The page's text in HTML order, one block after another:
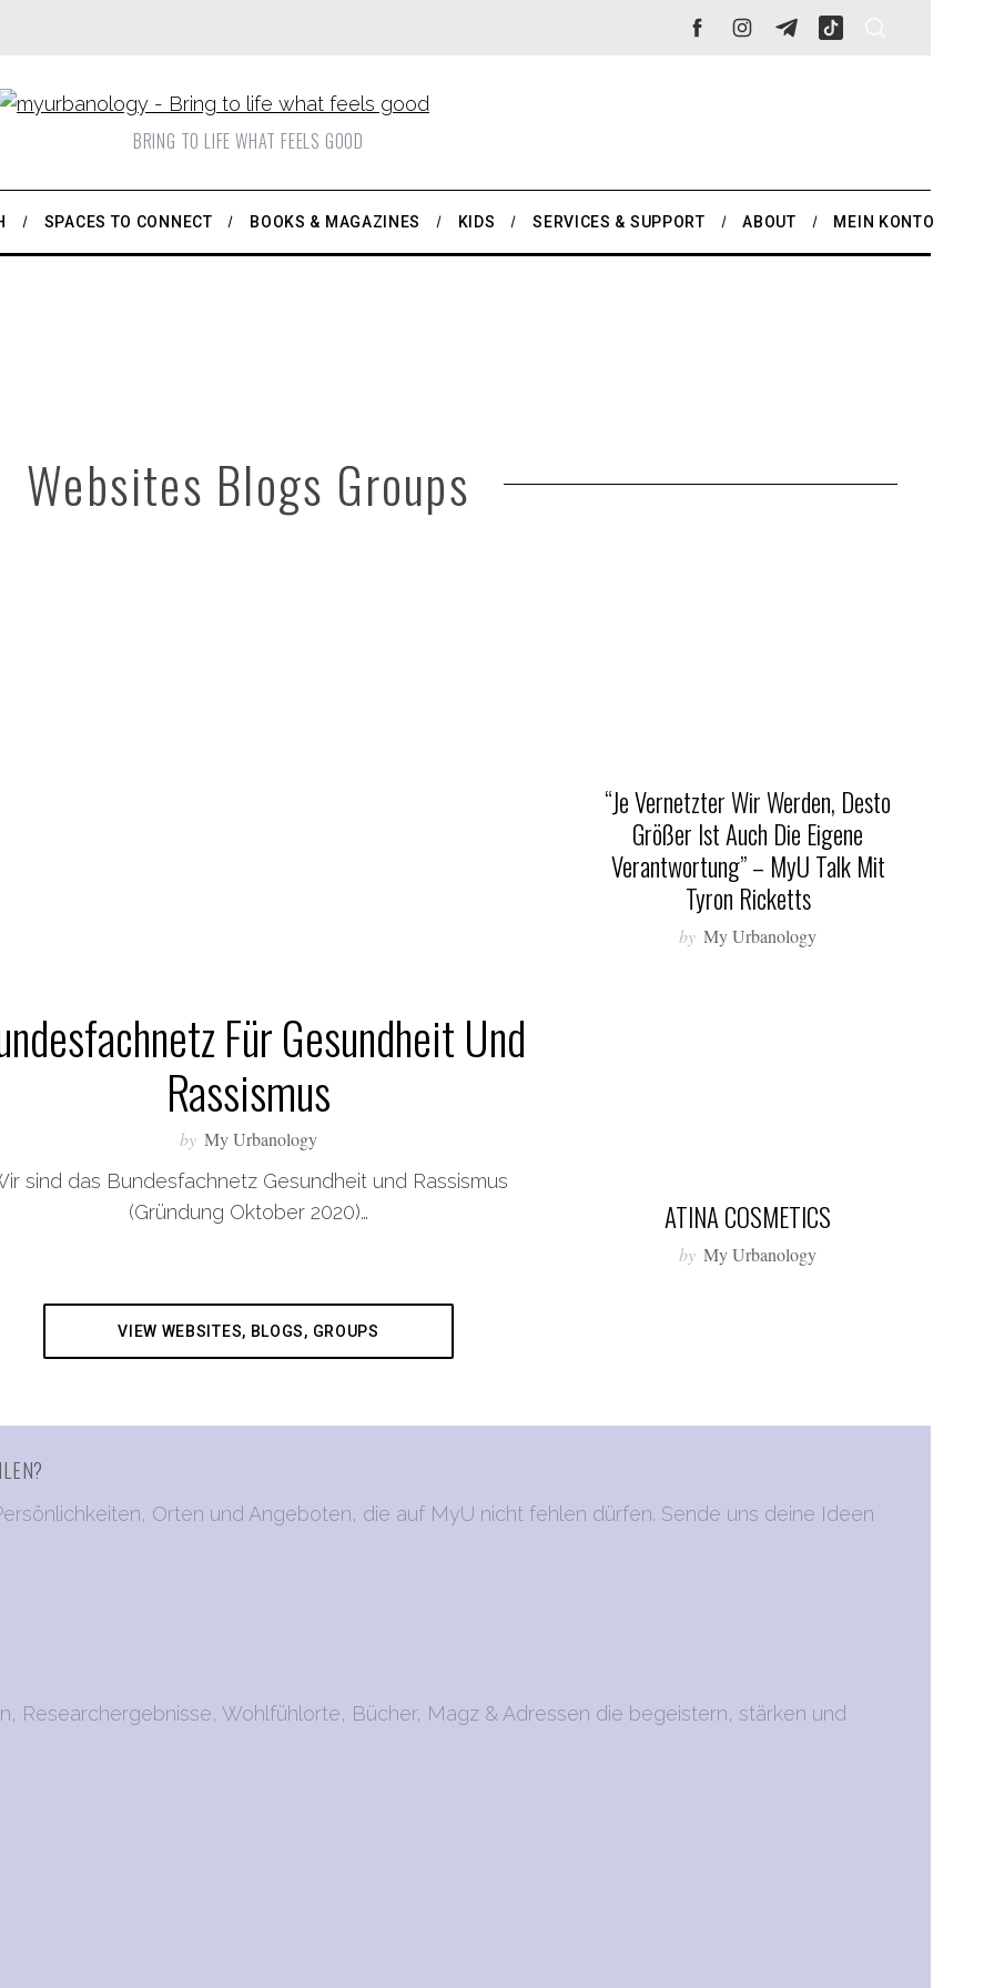
BRING TO LIFE WHAT FEELS GOOD
SPACES TO CONNECT BOOKS & MAGAZINES KIDS SERVICES & SUPPORT ABOUT MEIN KONTO
Websites Blogs Groups
Für Gesundheit Und
Rassismus
by My Urbanology
sind das Bundesfachnetz Gesundheit und Rassismus
(Gründung Oktober 2020)…
“Je Vernetzter Wir Werden, Desto
Größer Ist Auch Die Eigene
Verantwortung” – MyU Talk Mit
Tyron Ricketts
by My Urbanology
ATINA COSMETICS
by My Urbanology
VIEW WEBSITES, BLOGS, GROUPS
Orten und Angeboten, die auf MyU nicht fehlen dürfen. Sende uns deine Ideen
Researchergebnisse, Wohlfühlorte, Bücher, Magz & Adressen die begeistern, stärken und